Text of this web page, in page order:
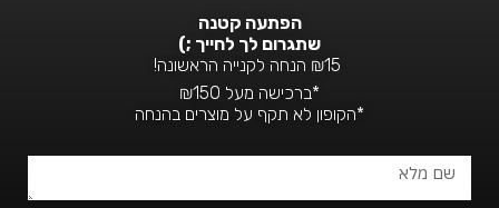
a
g
r
a
m
b
o
o
k
-
f
k הפתעה קטנה
שתגרום לך לחייך ;)
*ברכישה מעל ₪150
*הקופון לא תקף על מוצרים בהנחה
שם